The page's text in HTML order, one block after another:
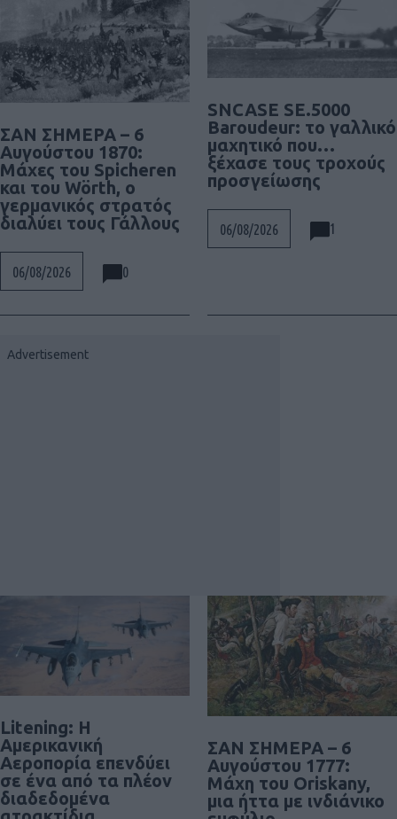
ΣΑΝ ΣΗΜΕΡΑ – 6
Αυγούστου 1870:
Μάχες του Spicheren
και του Wörth, ο
γερμανικός στρατός
διαλύει τους Γάλλους
06/08/2026 0
SNCASE SE.5000
Baroudeur: το γαλλικό
μαχητικό που…
ξέχασε τους τροχούς
προσγείωσης
06/08/2026 1
Litening: Η
Αμερικανική
Αεροπορία επενδύει
σε ένα από τα πλέον
διαδεδομένα
ΣΑΝ ΣΗΜΕΡΑ – 6
Αυγούστου 1777:
Μάχη του Oriskany,
μια ήττα με ινδιάνικο